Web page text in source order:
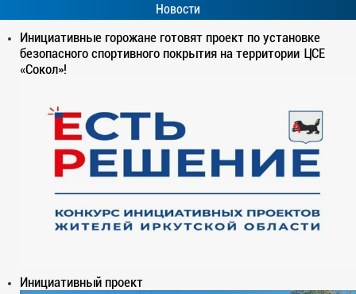
Новости
Инициативные горожане готовят проект по установке
безопасного спортивного покрытия на территории ЦСЕ
«Сокол»!
Инициативный проект